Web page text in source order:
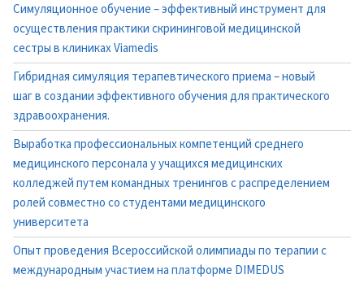
Симуляционное обучение – эффективный инструмент для
осуществления практики скрининговой медицинской
сестры в клиниках Viamedis
Гибридная симуляция терапевтического приема – новый
шаг в создании эффективного обучения для практического
здравоохранения.
Выработка профессиональных компетенций среднего
медицинского персонала у учащихся медицинских
колледжей путем командных тренингов с распределением
ролей совместно со студентами медицинского
университета
Опыт проведения Всероссийской олимпиады по терапии с
международным участием на платформе DIMEDUS